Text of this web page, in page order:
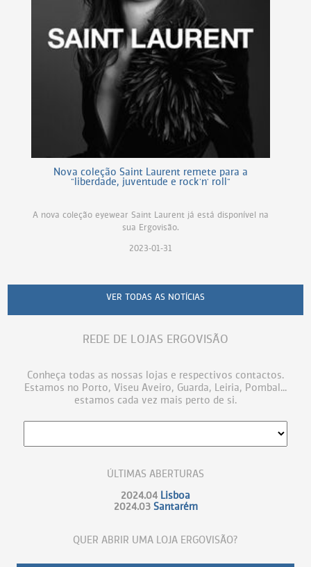
Nova coleção Saint Laurent remete para a
"liberdade, juventude e rock'n' roll"
A nova coleção eyewear Saint Laurent já está disponível na
sua Ergovisão.
2023-01-31
VER TODAS AS NOTÍCIAS
REDE DE LOJAS ERGOVISÃO
Conheça todas as nossas lojas e respectivos contactos.
Estamos no Porto, Viseu Aveiro, Guarda, Leiria, Pombal...
estamos cada vez mais perto de si.
ÚLTIMAS ABERTURAS
2024.04 Lisboa
2024.03 Santarém
QUER ABRIR UMA LOJA ERGOVISÃO?